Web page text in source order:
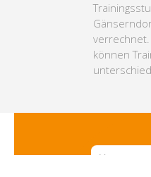
können